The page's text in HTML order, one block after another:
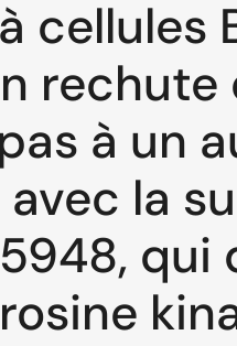
cellules
rechute
à un
la
qui